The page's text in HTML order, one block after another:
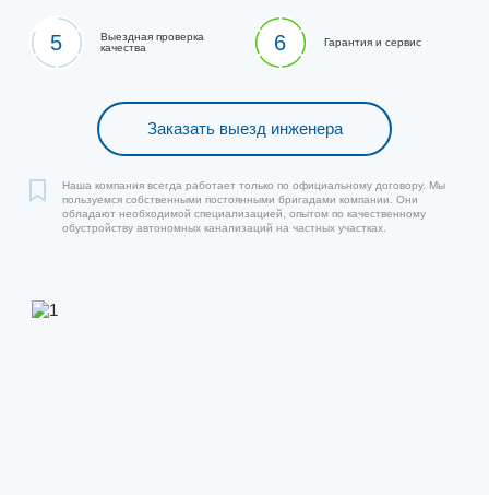
5
Выездная проверка
качества
6 Гарантия и сервис
Заказать выезд инженера
Наша компания всегда работает только по официальному договору. Мы
пользуемся собственными постоянными бригадами компании. Они
обладают необходимой специализацией, опытом по качественному
обустройству автономных канализаций на частных участках.